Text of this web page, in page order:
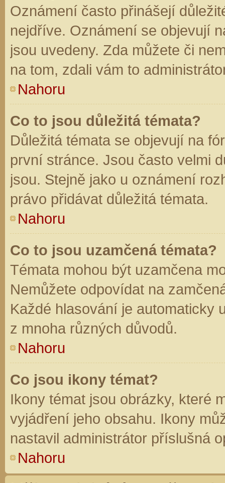
Oznámení často přinášejí
nejdříve. Oznámení se objevují
jsou uvedeny. Zda můžete či
na tom, zdali vám to
Nahoru
Co to jsou důležitá témata?
Důležitá témata se objevují na
první stránce. Jsou často velmi
jsou. Stejně jako u oznámení
právo přidávat důležitá témata.
Nahoru
Co to jsou uzamčená témata?
Témata mohou být uzamčena
Nemůžete odpovídat na
Každé hlasování je automaticky
z mnoha různých důvodů.
Nahoru
Co jsou ikony témat?
Ikony témat jsou obrázky, které
vyjádření jeho obsahu. Ikony
nastavil administrátor příslušná
Nahoru